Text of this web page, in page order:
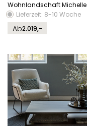
Wohnlandschaft Michelle
Lieferzeit: 8-10 Woche
Ab2.019,-